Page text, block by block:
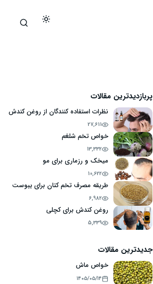
پربازدیدترین مقالات
نظرات استفاده کنندگان از روغن کندش
27,611
خواص تخم شلغم
13,332
میخک و رزماری برای مو
10,622
طریقه مصرف تخم کتان برای یبوست
6,982
روغن کندش برای کچلی
5,339
جدیدترین مقالات
خواص ماش
۱۴۰۵/۰۵/۱۴